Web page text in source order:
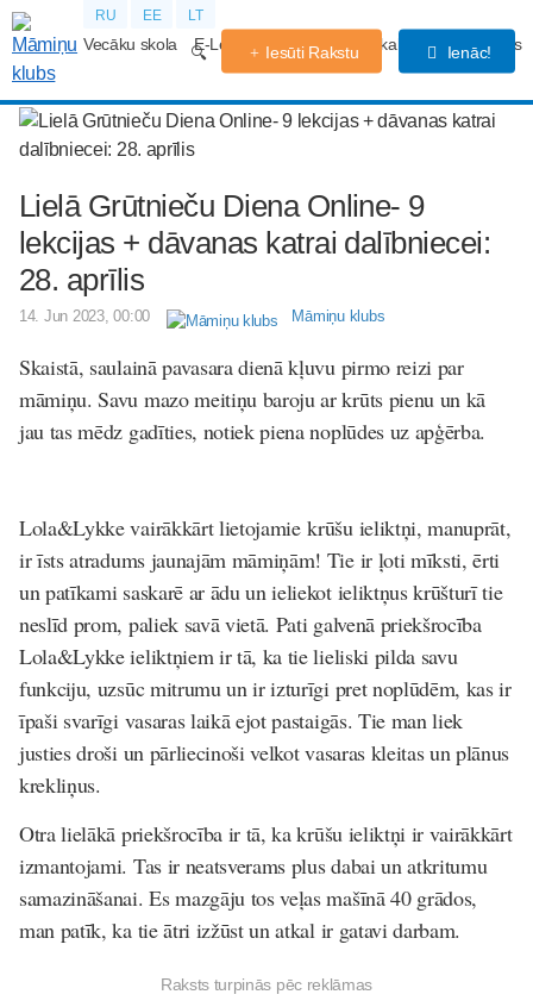
RU EE LT
Vecāku skola E-Lekcijas Grūtniecības kalendārs Forums
Iesūti Rakstu Ienāc!
Lielā Grūtnieču Diena Online- 9
lekcijas + dāvanas katrai dalībniecei:
28. aprīlis
14. Jun 2023, 00:00 Māmiņu klubs
Skaistā, saulainā pavasara dienā kļuvu pirmo reizi par
māmiņu. Savu mazo meitiņu baroju ar krūts pienu un kā
jau tas mēdz gadīties, notiek piena noplūdes uz apģērba.
Lola&Lykke vairākkārt lietojamie krūšu ieliktņi, manuprāt,
ir īsts atradums jaunajām māmiņām! Tie ir ļoti mīksti, ērti
un patīkami saskarē ar ādu un ieliekot ieliktņus krūšturī tie
neslīd prom, paliek savā vietā. Pati galvenā priekšrocība
Lola&Lykke ieliktņiem ir tā, ka tie lieliski pilda savu
funkciju, uzsūc mitrumu un ir izturīgi pret noplūdēm, kas ir
īpaši svarīgi vasaras laikā ejot pastaigās. Tie man liek
justies droši un pārliecinoši velkot vasaras kleitas un plānus
krekliņus.
Otra lielākā priekšrocība ir tā, ka krūšu ieliktņi ir vairākkārt
izmantojami. Tas ir neatsverams plus dabai un atkritumu
samazināšanai. Es mazgāju tos veļas mašīnā 40 grādos,
man patīk, ka tie ātri izžūst un atkal ir gatavi darbam.
Raksts turpinās pēc reklāmas